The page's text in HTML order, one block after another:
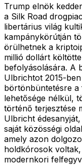
Trump elnök
a Silk Road
libertárius világ
kampánykörútján
örülhetnek a
millió dollárt
befolyásolására. A
Ulbrichtot 2015-
börtönbüntetésre a
lehetősége nélkül,
történő terjesztése
Ulbricht
saját közösségi
amely azon
holdkórosok
modernkori